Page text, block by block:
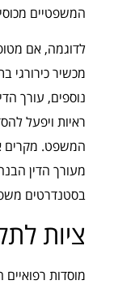
המשפטיים
לדוגמה, אם
מכשיר כירורגי
נוספים, עורך
ראיות ויפעל
המשפט. מקרים
מעורך הדין
בסטנדרטים
ציות
מוסדות רפואיים